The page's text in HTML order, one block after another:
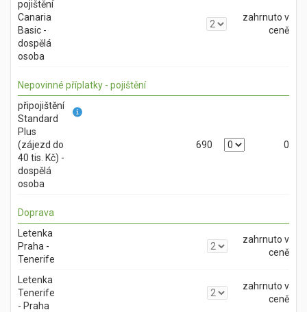
pojištění
Canaria
Basic -
dospělá
osoba
zahrnuto v
ceně
Nepovinné příplatky - pojištění
připojištění
Standard
Plus
(zájezd do
40 tis. Kč) -
dospělá
osoba
690 0
Doprava
Letenka
Praha -
Tenerife
zahrnuto v
ceně
Letenka
Tenerife
- Praha
zahrnuto v
ceně